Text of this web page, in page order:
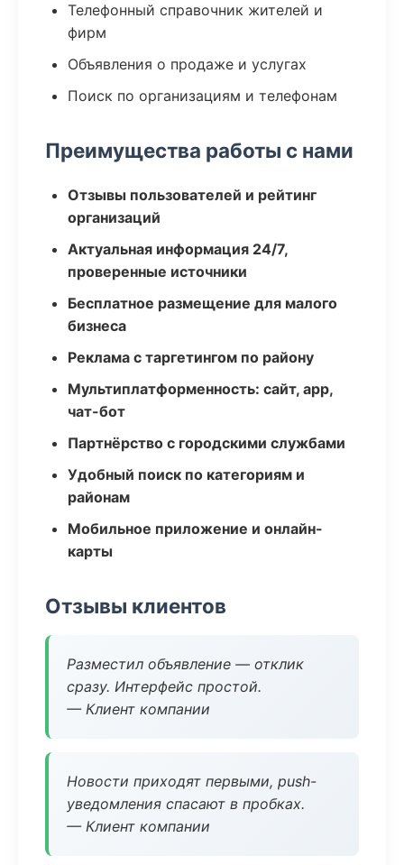
Телефонный справочник жителей и
фирм
Объявления о продаже и услугах
Поиск по организациям и телефонам
Преимущества работы с нами
Отзывы пользователей и рейтинг
организаций
Актуальная информация 24/7,
проверенные источники
Бесплатное размещение для малого
бизнеса
Реклама с таргетингом по району
Мультиплатформенность: сайт, app,
чат-бот
Партнёрство с городскими службами
Удобный поиск по категориям и
районам
Мобильное приложение и онлайн-
карты
Отзывы клиентов
Разместил объявление — отклик
сразу. Интерфейс простой.
— Клиент компании
Новости приходят первыми, push-
уведомления спасают в пробках.
— Клиент компании